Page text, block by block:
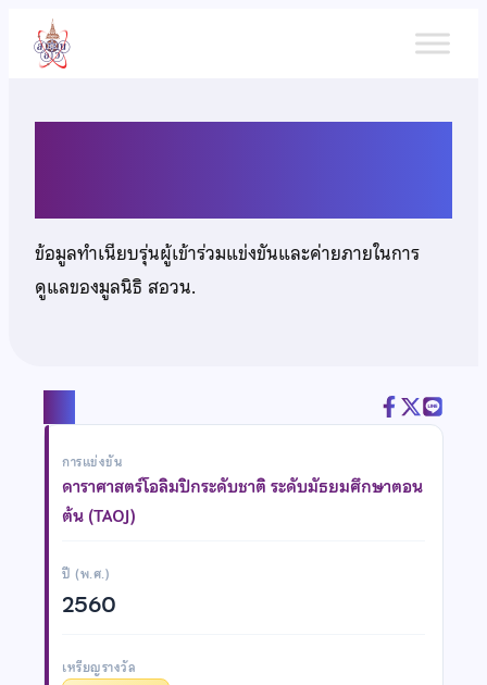
เนื้อหา
ข้อมูลทำเนียบรุ่นผู้เข้าร่วมแข่งขันและค่ายภายในการ
ดูแลของมูลนิธิ สอวน.
การแข่งขัน
ดาราศาสตร์โอลิมปิกระดับชาติ ระดับมัธยมศึกษาตอน
ต้น (TAOJ)
ปี (พ.ศ.)
2560
เหรียญรางวัล